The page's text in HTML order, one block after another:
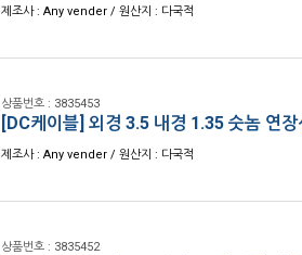
제조사 : Any vender / 원산지 : 다국적
상품번호 : 3835453
[DC케이블] 외경 3.5 내경 1.35 숫놈 연장
제조사 : Any vender / 원산지 : 다국적
상품번호 : 3835452